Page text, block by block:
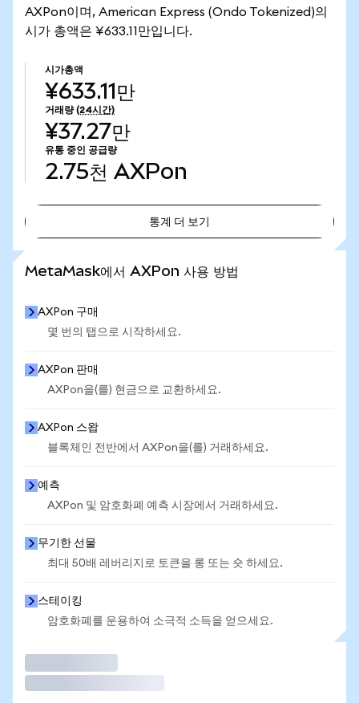
AXPon이며, American Express (Ondo Tokenized)의
시가 총액은 ¥633.11만입니다.
시가총액
¥633.11만
거래량 (24시간)
¥37.27만
유통 중인 공급량
2.75천 AXPon
통계 더 보기
MetaMask에서 AXPon 사용 방법
AXPon 구매
몇 번의 탭으로 시작하세요.
AXPon 판매
AXPon을(를) 현금으로 교환하세요.
AXPon 스왑
블록체인 전반에서 AXPon을(를) 거래하세요.
예측
AXPon 및 암호화폐 예측 시장에서 거래하세요.
무기한 선물
최대 50배 레버리지로 토큰을 롱 또는 숏 하세요.
스테이킹
암호화폐를 운용하여 소극적 소득을 얻으세요.